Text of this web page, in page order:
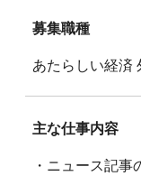
募集職種
あたらしい経済
主な仕事内容
・ニュース記